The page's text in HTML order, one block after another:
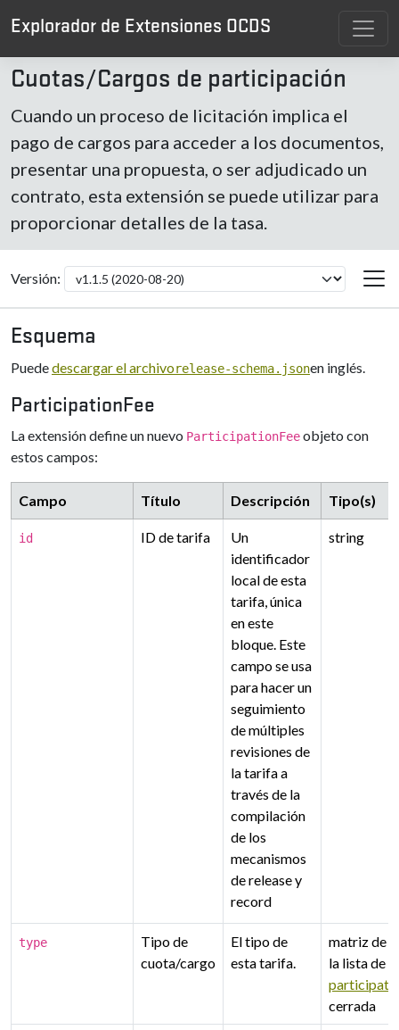
Explorador de Extensiones OCDS
Cuotas/Cargos de participación
Cuando un proceso de licitación implica el
pago de cargos para acceder a los documentos,
presentar una propuesta, o ser adjudicado un
contrato, esta extensión se puede utilizar para
proporcionar detalles de la tasa.
Versión:
Esquema
Puededescargar el archivorelease-schema.jsonen inglés.
ParticipationFee
La extensión define un nuevo ParticipationFeeobjeto con
estos campos:
Campo Título Descripción Tipo(s)
id ID de tarifa
Un
identificador
local de esta
tarifa, única
en este
bloque. Este
campo se usa
para hacer un
seguimiento
de múltiples
revisiones de
la tarifa a
través de la
compilación
de los
mecanismos
de release y
record
string
type
Tipo de
cuota/cargo
El tipo de
esta tarifa.
matriz de
la lista de
cerrada